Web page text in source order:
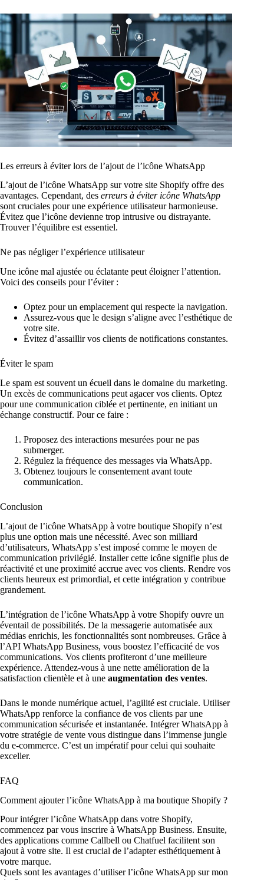
Les erreurs à éviter lors de l’ajout de l’icône WhatsApp
L’ajout de l’icône WhatsApp sur votre site Shopify offre des
avantages. Cependant, des erreurs à éviter icône WhatsApp
sont cruciales pour une expérience utilisateur harmonieuse.
Évitez que l’icône devienne trop intrusive ou distrayante.
Trouver l’équilibre est essentiel.
Ne pas négliger l’expérience utilisateur
Une icône mal ajustée ou éclatante peut éloigner l’attention.
Voici des conseils pour l’éviter :
Optez pour un emplacement qui respecte la navigation.
Assurez-vous que le design s’aligne avec l’esthétique de
votre site.
Évitez d’assaillir vos clients de notifications constantes.
Éviter le spam
Le spam est souvent un écueil dans le domaine du marketing.
Un excès de communications peut agacer vos clients. Optez
pour une communication ciblée et pertinente, en initiant un
échange constructif. Pour ce faire :
Proposez des interactions mesurées pour ne pas
submerger.
Régulez la fréquence des messages via WhatsApp.
Obtenez toujours le consentement avant toute
communication.
Conclusion
L’ajout de l’icône WhatsApp à votre boutique Shopify n’est
plus une option mais une nécessité. Avec son milliard
d’utilisateurs, WhatsApp s’est imposé comme le moyen de
communication privilégié. Installer cette icône signifie plus de
réactivité et une proximité accrue avec vos clients. Rendre vos
clients heureux est primordial, et cette intégration y contribue
grandement.
L’intégration de l’icône WhatsApp à votre Shopify ouvre un
éventail de possibilités. De la messagerie automatisée aux
médias enrichis, les fonctionnalités sont nombreuses. Grâce à
l’API WhatsApp Business, vous boostez l’efficacité de vos
communications. Vos clients profiteront d’une meilleure
expérience. Attendez-vous à une nette amélioration de la
satisfaction clientèle et à une augmentation des ventes.
Dans le monde numérique actuel, l’agilité est cruciale. Utiliser
WhatsApp renforce la confiance de vos clients par une
communication sécurisée et instantanée. Intégrer WhatsApp à
votre stratégie de vente vous distingue dans l’immense jungle
du e-commerce. C’est un impératif pour celui qui souhaite
exceller.
FAQ
Comment ajouter l’icône WhatsApp à ma boutique Shopify ?
Pour intégrer l’icône WhatsApp dans votre Shopify,
commencez par vous inscrire à WhatsApp Business. Ensuite,
des applications comme Callbell ou Chatfuel facilitent son
ajout à votre site. Il est crucial de l’adapter esthétiquement à
votre marque.
Quels sont les avantages d’utiliser l’icône WhatsApp sur mon